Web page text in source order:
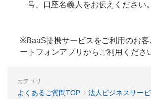
号、口座名義人をお伝えください。
※BaaS提携サービスをご利用のお客
ートフォンアプリからご利用くださ
カテゴリ
よくあるご質問TOP 法人ビジネスサービ